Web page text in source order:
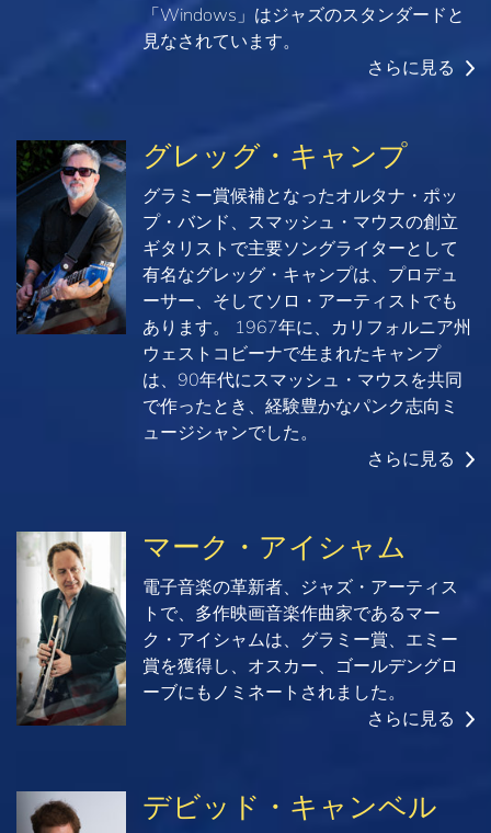
「Windows」はジャズのスタンダードと
見なされています。
さらに見る
グレッグ・キャンプ
グラミー賞候補となったオルタナ・ポッ
プ・バンド、スマッシュ・マウスの創立
ギタリストで主要ソングライターとして
有名なグレッグ・キャンプは、プロデュ
ーサー、そしてソロ・アーティストでも
あります。 1967年に、カリフォルニア州
ウェストコビーナで生まれたキャンプ
は、90年代にスマッシュ・マウスを共同
で作ったとき、経験豊かなパンク志向ミ
ュージシャンでした。
さらに見る
マーク・アイシャム
電子音楽の革新者、ジャズ・アーティス
トで、多作映画音楽作曲家であるマー
ク・アイシャムは、グラミー賞、エミー
賞を獲得し、オスカー、ゴールデングロ
ーブにもノミネートされました。
さらに見る
デビッド・キャンベル